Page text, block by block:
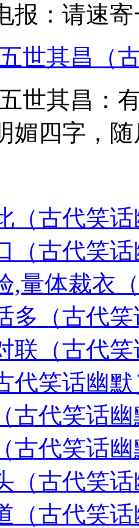
报：请速
世其昌（
世其昌：
媚四字，
（古代笑
（古代笑
,量体裁衣
多（古代
联（古代
代笑话幽默
古代笑话
古代笑话
（古代笑
（古代笑